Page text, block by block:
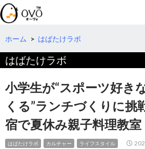
検
索
コ
テ
ツ
へ
動
ホーム > はばたけラボ
はばたけラボ
小学生が“スポーツ好き
くる”ランチづくりに
宿で夏休み親子料理教室
はばたけラボ カルチャー ライフスタイル